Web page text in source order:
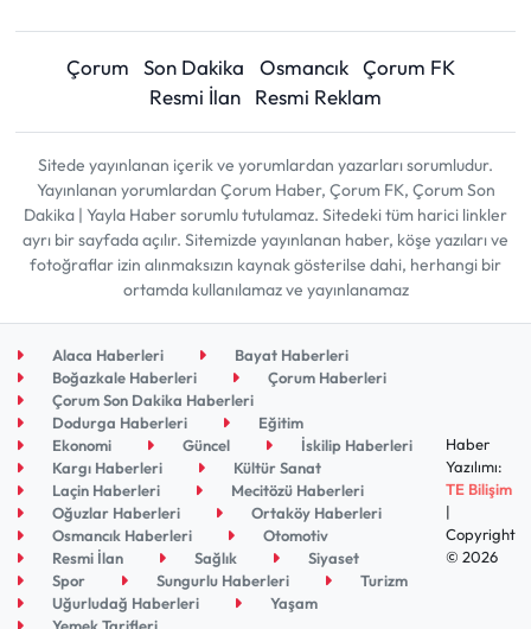
Çorum Son Dakika Osmancık Çorum FK
Resmi İlan
Resmi Reklam
Sitede yayınlanan içerik ve yorumlardan yazarları sorumludur.
Yayınlanan yorumlardan Çorum Haber, Çorum FK, Çorum Son
Dakika | Yayla Haber sorumlu tutulamaz. Sitedeki tüm harici linkler
ayrı bir sayfada açılır. Sitemizde yayınlanan haber, köşe yazıları ve
fotoğraflar izin alınmaksızın kaynak gösterilse dahi, herhangi bir
ortamda kullanılamaz ve yayınlanamaz
Alaca Haberleri
Bayat Haberleri
Boğazkale Haberleri
Çorum Haberleri
Çorum Son Dakika Haberleri
Dodurga Haberleri
Eğitim
Ekonomi
Güncel
İskilip Haberleri
Kargı Haberleri
Kültür Sanat
Laçin Haberleri
Mecitözü Haberleri
Oğuzlar Haberleri
Ortaköy Haberleri
Osmancık Haberleri
Otomotiv
Resmi İlan
Sağlık
Siyaset
Spor
Sungurlu Haberleri
Turizm
Uğurludağ Haberleri
Yaşam
Haber
Yazılımı:
TE Bilişim
|
Copyright
© 2026